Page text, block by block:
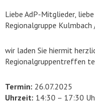
Liebe AdP-Mitglieder,
Regionalgruppe
wir laden Sie hiermit
Regionalgruppentreffen
Termin: 26.07.2025
Uhrzeit: 14:30 – 17:30